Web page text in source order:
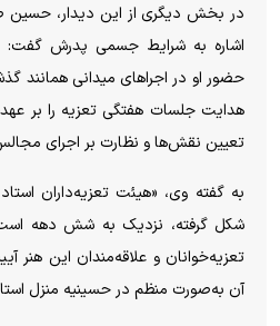
در بخش دیگری از این دیدار، حسین
اشاره به شرایط جسمی پدرش گفت:
حضور او در اجرا‌های میدانی همانند
هدایت جلسات هفتگی تعزیه را بر
تعیین نقش‌ها و نظارت بر اجرای
شکل گرفته، نزدیک به شش دهه
تعزیه‌خوانان و علاقه‌مندان این هنر
آن به‌صورت منظم در حسینیه منزل